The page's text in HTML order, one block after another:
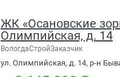
ЖК «Осановские
Олимпийская, д. 14
ВологдаСтройЗаказчик
ул. Олимпийская, д. 14, р-н